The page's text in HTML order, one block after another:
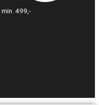
499,-